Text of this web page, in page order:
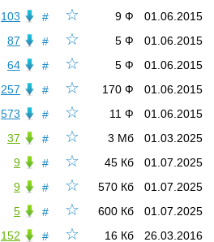
☆
# 01.06.2015
9 Ф
103
☆
# 01.06.2015
5 Ф
87
☆
# 01.06.2015
5 Ф
64
☆
# 01.06.2015
170 Ф
257
☆
# 01.06.2015
11 Ф
573
☆
# 01.03.2025
3 Мб
37
☆
# 01.07.2025
45 Кб
9
☆
# 01.07.2025
570 Кб
9
☆
# 01.07.2025
600 Кб
5
☆
# 26.03.2016
16 Кб
152